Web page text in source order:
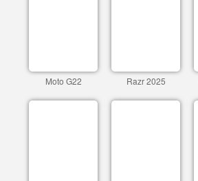
Moto G22 Razr 2025